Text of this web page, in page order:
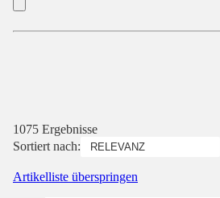
1075 Ergebnisse
Sortiert nach:
Artikelliste überspringen